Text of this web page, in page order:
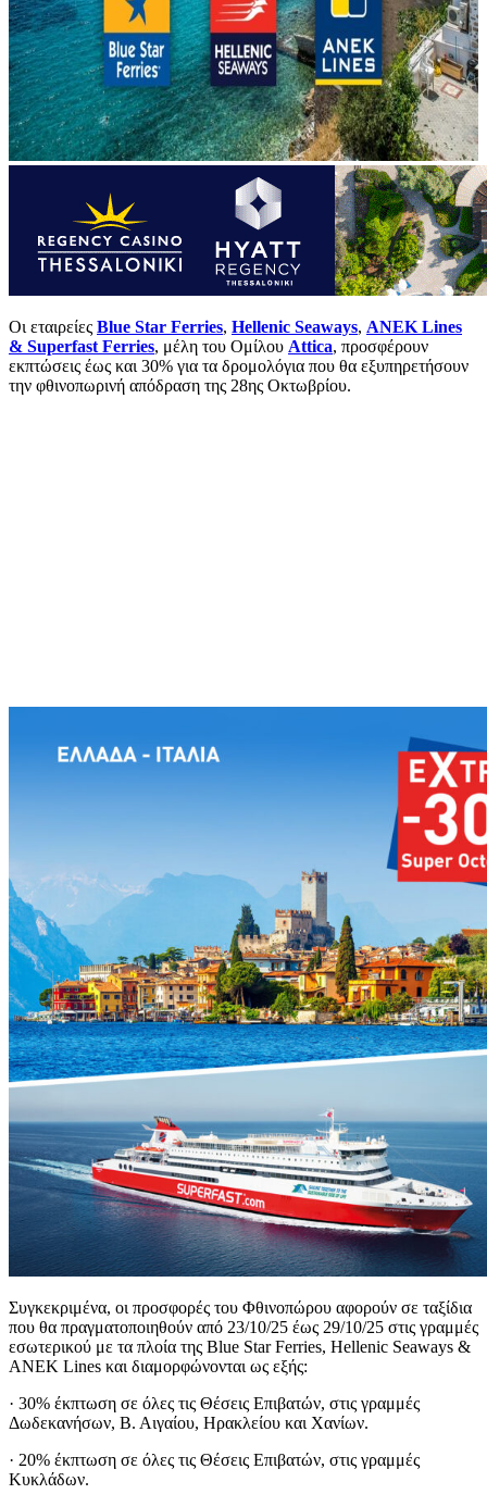
Οι εταιρείες Blue Star Ferries, Hellenic Seaways, ΑΝΕΚ Lines
& Superfast Ferries, μέλη του Ομίλου Attica, προσφέρουν
εκπτώσεις έως και 30% για τα δρομολόγια που θα εξυπηρετήσουν
την φθινοπωρινή απόδραση της 28ης Οκτωβρίου.
Συγκεκριμένα, οι προσφορές του Φθινοπώρου αφορούν σε ταξίδια
που θα πραγματοποιηθούν από 23/10/25 έως 29/10/25 στις γραμμές
εσωτερικού με τα πλοία της Blue Star Ferries, Hellenic Seaways &
ΑΝΕΚ Lines και διαμορφώνονται ως εξής:
· 30% έκπτωση σε όλες τις Θέσεις Επιβατών, στις γραμμές
Δωδεκανήσων, Β. Αιγαίου, Ηρακλείου και Χανίων.
· 20% έκπτωση σε όλες τις Θέσεις Επιβατών, στις γραμμές
Κυκλάδων.